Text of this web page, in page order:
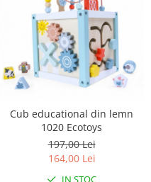
Cub educational din lemn
1020 Ecotoys
197,00 Lei
164,00 Lei
IN STOC